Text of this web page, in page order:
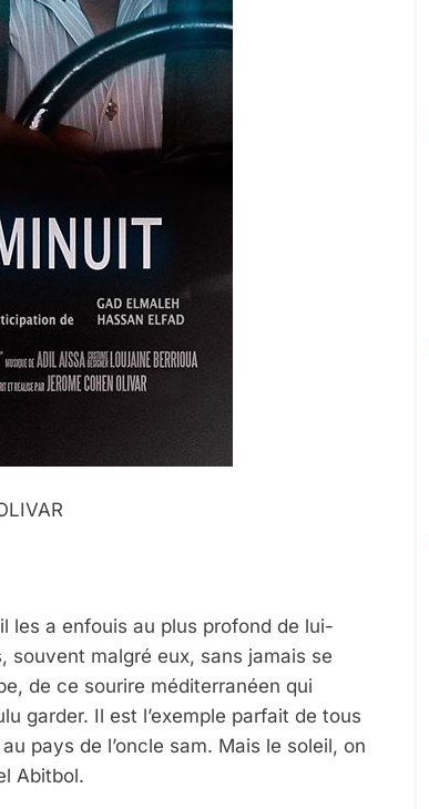
les a enfouis au plus profond de lui-
souvent malgré eux, sans jamais se
de ce sourire méditerranéen qui
garder. Il est l’exemple parfait de tous
pays de l’oncle sam. Mais le soleil, on
Abitbol.